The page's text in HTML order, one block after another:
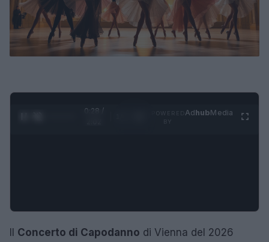
0:29 /
AdhubMedia
Il Concerto di Capodanno di Vienna del 2026